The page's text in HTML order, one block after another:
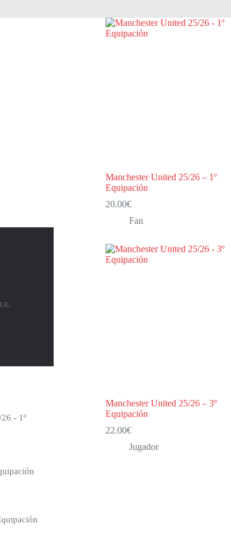
Manchester United 25/26 – 1º
Equipación
20.00€
Fan
Manchester United 25/26 – 3º
Equipación
22.00€
Jugador
.
- 1º